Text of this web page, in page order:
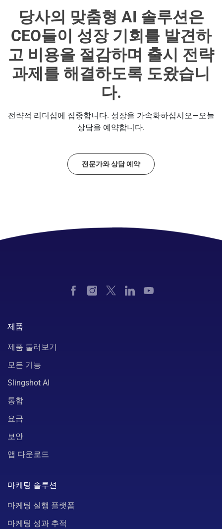
당사의 맞춤형 AI 솔루션은
CEO들이 성장 기회를 발견하
고 비용을 절감하며 출시 전략
과제를 해결하도록 도왔습니
다.
전략적 리더십에 집중합니다. 성장을 가속화하십시오—오늘
상담을 예약합니다.
전문가와 상담 예약
제품
제품 둘러보기
모든 기능
Slingshot AI
통합
요금
보안
앱 다운로드
마케팅 솔루션
마케팅 실행 플랫폼
마케팅 성과 추적